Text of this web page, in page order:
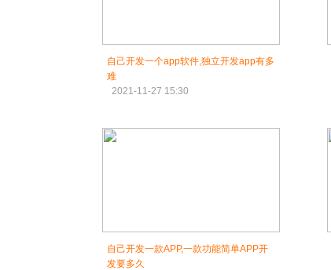
自己开发一个app软件,独立开发app有多
难
2021-11-27 15:30
自己开发一款APP,一款功能简单APP开
发要多久